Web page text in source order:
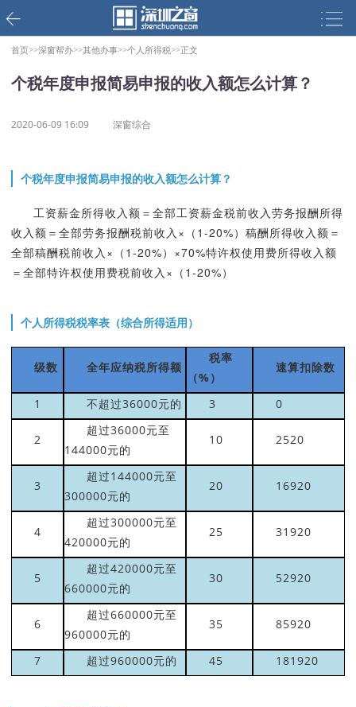
首页>>深窗帮办>>其他办事>>个人所得税>>正文
个税年度申报简易申报的收入额怎么计算？
2020-06-09 16:09 深窗综合
个税年度申报简易申报的收入额怎么计算？
工资薪金所得收入额＝全部工资薪金税前收入劳务报酬所得
收入额＝全部劳务报酬税前收入×（1-20%）稿酬所得收入额＝
全部稿酬税前收入×（1-20%）×70%特许权使用费所得收入额
＝全部特许权使用费税前收入×（1-20%）
个人所得税税率表（综合所得适用）
级数 全年应纳税所得额
税率
（%）
速算扣除数
1 不超过36000元的 3 0
2
超过36000元至
144000元的
10 2520
3
超过144000元至
300000元的
20 16920
4
超过300000元至
420000元的
25 31920
5
超过420000元至
660000元的
30 52920
6
超过660000元至
960000元的
35 85920
7 超过960000元的 45 181920